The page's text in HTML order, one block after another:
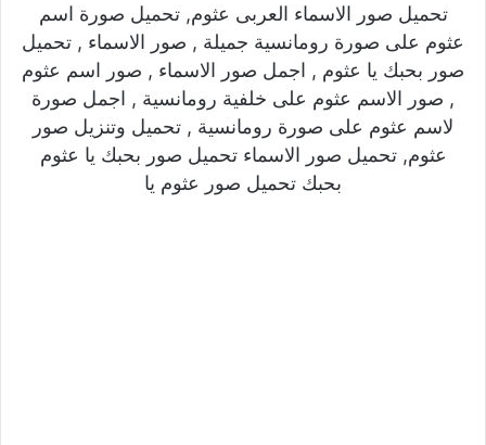
تحميل صور الاسماء العربى عثوم, تحميل صورة اسم
عثوم على صورة رومانسية جميلة , صور الاسماء , تحميل
صور بحبك يا عثوم , اجمل صور الاسماء , صور اسم عثوم
, صور الاسم عثوم على خلفية رومانسية , اجمل صورة
لاسم عثوم على صورة رومانسية , تحميل وتنزيل صور
عثوم, تحميل صور الاسماء تحميل صور بحبك يا عثوم
بحبك تحميل صور عثوم يا